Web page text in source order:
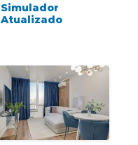
Simulador
Atualizado